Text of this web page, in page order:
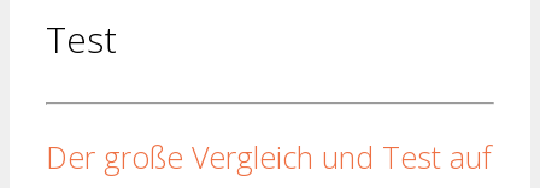
Test
Der große Vergleich und Test auf